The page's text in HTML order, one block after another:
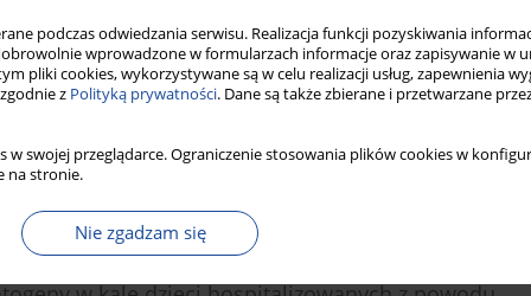
podczas odwiedzania serwisu. Realizacja funkcji pozyskiwania
wprowadzone w formularzach informacje oraz zapisywanie w
pliki cookies, wykorzystywane są w celu realizacji usług, zapewnienia
z Polityką prywatności. Dane są także zbierane i przetwarzane
w swojej przeglądarce. Ograniczenie stosowania plików cookies w
na stronie.
Nie zgadzam się
Statystyki
epidemiologiczny w Polsce